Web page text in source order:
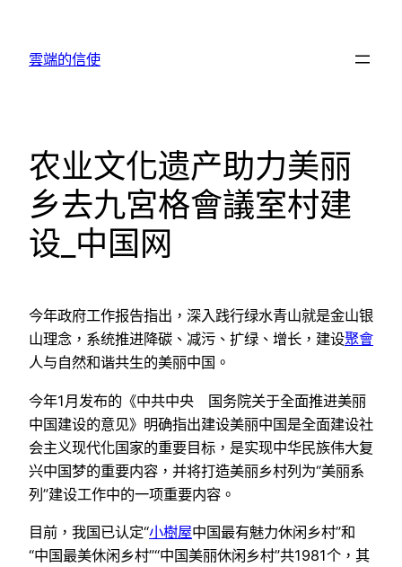
雲端的信使
农业文化遗产助力美丽
乡去九宮格會議室村建
设_中国网
今年政府工作报告指出，深入践行绿水青山就是金山银
山理念，系统推进降碳、减污、扩绿、增长，建设聚會
人与自然和谐共生的美丽中国。
今年1月发布的《中共中央 国务院关于全面推进美丽
中国建设的意见》明确指出建设美丽中国是全面建设社
会主义现代化国家的重要目标，是实现中华民族伟大复
兴中国梦的重要内容，并将打造美丽乡村列为“美丽系
列”建设工作中的一项重要内容。
目前，我国已认定“小樹屋中国最有魅力休闲乡村”和
“中国最美休闲乡村”“中国美丽休闲乡村”共1981个，其